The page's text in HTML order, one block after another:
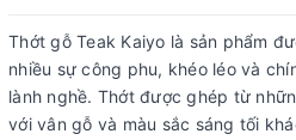
Thớt gỗ Teak Kaiyo là sản phẩm
nhiều sự công phu, khéo léo và
lành nghề. Thớt được ghép từ
với vân gỗ và màu sắc sáng tối